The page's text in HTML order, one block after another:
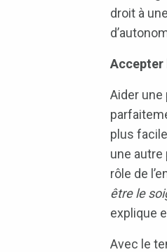
droit à
Accepter
Aider
plus
une autre
rôle de
être le
explique
Avec le